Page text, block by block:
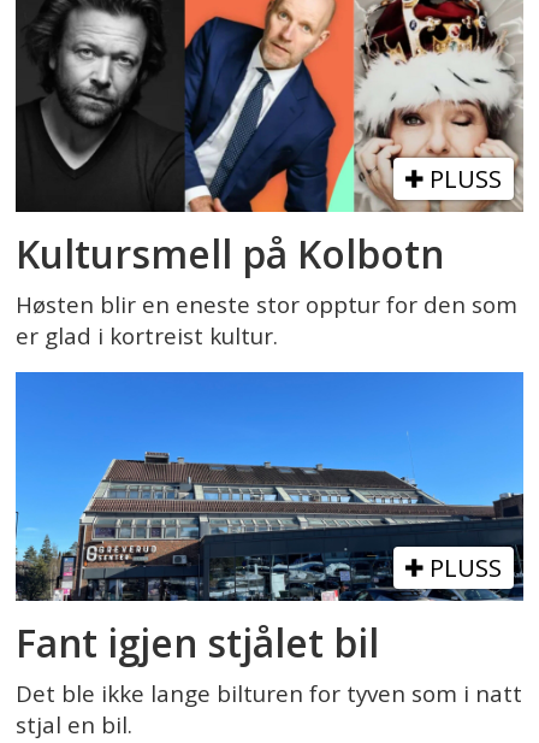
PLUSS
Kultursmell på Kolbotn
Høsten blir en eneste stor opptur for den som
er glad i kortreist kultur.
PLUSS
Fant igjen stjålet bil
Det ble ikke lange bilturen for tyven som i natt
stjal en bil.